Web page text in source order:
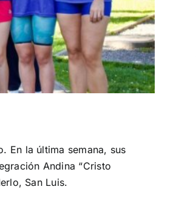
En la última semana, sus
Andina “Cristo
San Luis.